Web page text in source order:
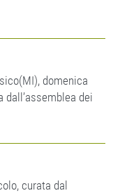
domenica
dei
curata dal